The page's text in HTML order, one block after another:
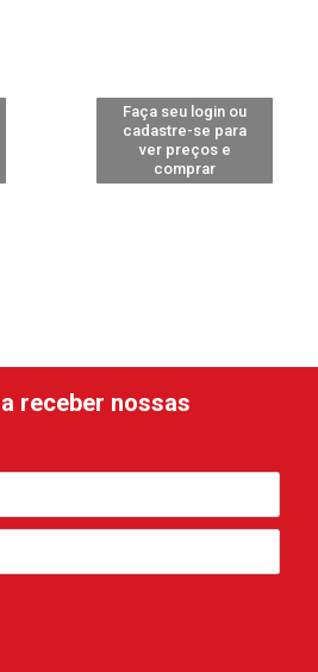
Faça seu login ou
cadastre-se para
ver preços e
comprar
receber nossas